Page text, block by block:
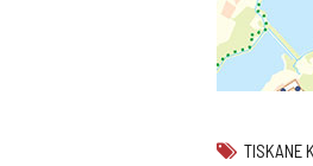
TISKANE